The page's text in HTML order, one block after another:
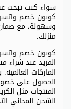
المزيد عند شراء
الماركات
المنتجات مثل
الشحن المجاني
سواء كنت تبحث
كوبون خصم
وسهولة، مع
منزلك.